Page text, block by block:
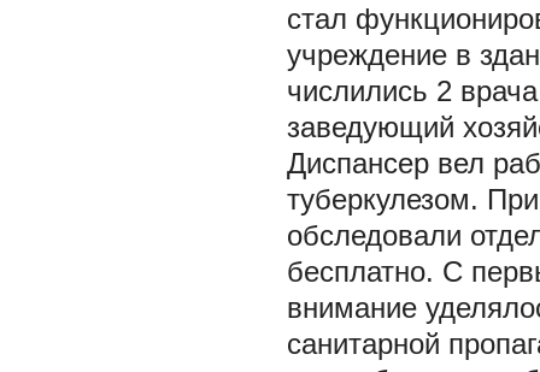
стал
учреждение в
числились 2
заведующий
Диспансер вел
туберкулезом.
обследовали
бесплатно. С
внимание
санитарной